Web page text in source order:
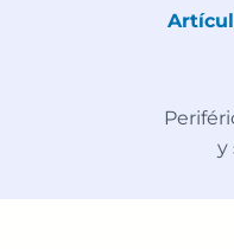
y